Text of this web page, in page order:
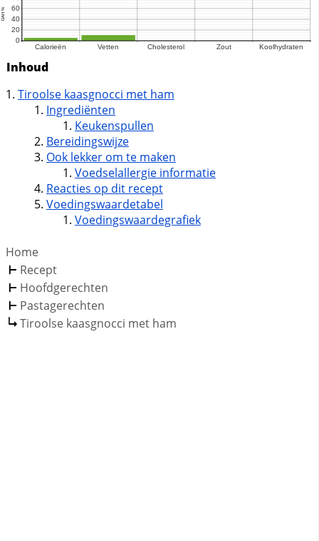
Inhoud
Tiroolse kaasgnocci met ham
Ingrediënten
Keukenspullen
Bereidingswijze
Ook lekker om te maken
Voedselallergie informatie
Reacties op dit recept
Voedingswaardetabel
Voedingswaardegrafiek
Home
Recept
Hoofdgerechten
Pastagerechten
Tiroolse kaasgnocci met ham